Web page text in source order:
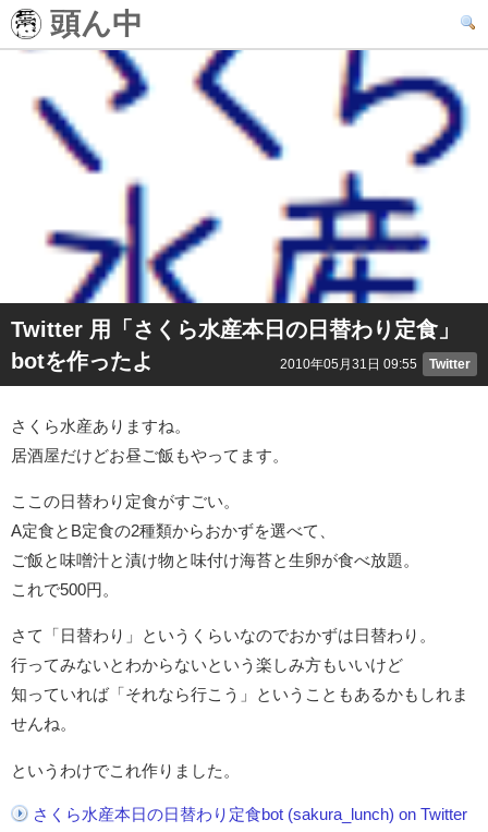
頭ん中
Twitter 用「さくら水産本日の日替わり定食」
botを作ったよ
2010年05月31日 09:55 Twitter
さくら水産ありますね。
居酒屋だけどお昼ご飯もやってます。
ここの日替わり定食がすごい。
A定食とB定食の2種類からおかずを選べて、
ご飯と味噌汁と漬け物と味付け海苔と生卵が食べ放題。
これで500円。
さて「日替わり」というくらいなのでおかずは日替わり。
行ってみないとわからないという楽しみ方もいいけど
知っていれば「それなら行こう」ということもあるかもしれま
せんね。
というわけでこれ作りました。
さくら水産本日の日替わり定食bot (sakura_lunch) on Twitter